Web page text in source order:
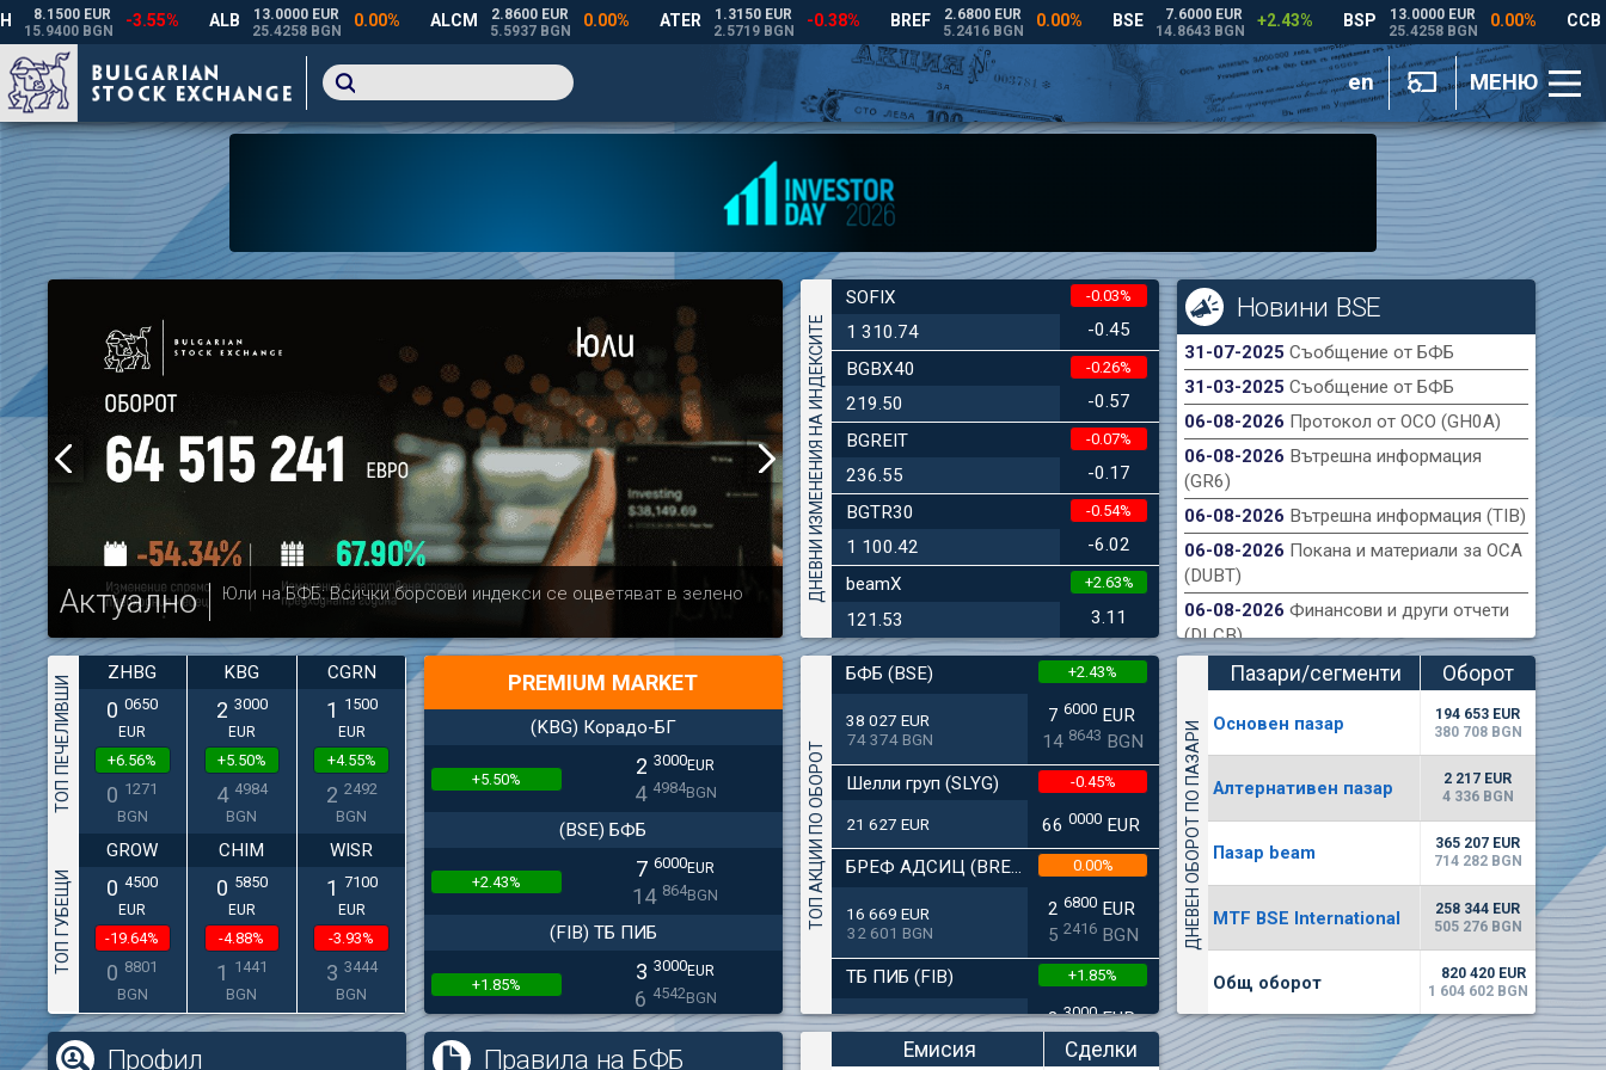
en МЕНЮ
Актуално Юли на БФБ: Всички борсови индекси се оцветяват в зелено Актуално
Българска фондова борса публикува финансов отчет на
дружеството към 30.06.2026 г.
ДНЕВНИ ИЗМЕНЕНИЯ НА ИНДЕКСИТЕ
SOFIX
1 310.74
-0.03%
-0.45
BGBX40
219.50
-0.26%
-0.57
BGREIT
236.55
-0.07%
-0.17
BGTR30
1 100.42
-0.54%
-6.02
beamX
121.53
+2.63%
3.11
Новини BSE
31-07-2025 Съобщение от БФБ
31-03-2025 Съобщение от БФБ
06-08-2026 Протокол от ОСО (GH0A)
06-08-2026 Вътрешна информация
(GR6)
06-08-2026 Вътрешна информация (TIB)
06-08-2026 Покана и материали за ОСА
(DUBT)
06-08-2026 Финансови и други отчети
(DLCB)
ТОП ПЕЧЕЛИВШИ
ZHBG
0 0650
EUR
+6.56%
0 1271
BGN
KBG
2 3000
EUR
+5.50%
4 4984
BGN
CGRN
1 1500
EUR
+4.55%
2 2492
BGN
ТОП ГУБЕЩИ
GROW
0 4500
EUR
-19.64%
0 8801
BGN
CHIM
0 5850
EUR
-4.88%
1 1441
BGN
WISR
1 7100
EUR
-3.93%
3 3444
BGN
PREMIUM MARKET
(KBG) Корадо-БГ
+5.50% 2 3000EUR
4 4984BGN
(BSE) БФБ
+2.43% 7 6000EUR
14 864BGN
(FIB) ТБ ПИБ
+1.85% 3 3000EUR
6 4542BGN
(SFA) Софарма
ТОП АКЦИИ ПО ОБОРОТ
БФБ (BSE)
38 027 EUR
74 374 BGN
+2.43%
7 6000EUR
14 8643 BGN
Шелли груп (SLYG)
21 627 EUR
-0.45%
660000 EUR
БРЕФ АДСИЦ (BREF)
16 669 EUR
32 601 BGN
0.00%
2 6800EUR
5 2416BGN
ТБ ПИБ (FIB)
11 715 EUR
22 912 BGN
+1.85%
33000EUR
4542 BGN
ДНЕВЕН ОБОРОТ ПО ПАЗАРИ
Пазари/сегменти
Оборот
(евро)
Основен пазар
194 653 EUR
380 708 BGN
Алтернативен пазар
2 217 EUR
4 336 BGN
Пазар beam
365 207 EUR
714 282 BGN
MTF BSE International
258 344 EUR
505 276 BGN
Общ оборот
820 420 EUR
1 604 602 BGN
Профил Правила на БФБ Емисия Сделки